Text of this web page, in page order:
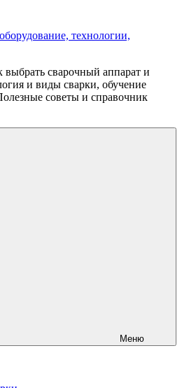
технологии,
выбрать сварочный аппарат и
и виды сварки, обучение
советы и справочник
Меню